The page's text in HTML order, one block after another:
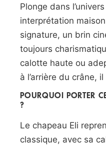
Plonge dans
interprétation
signature, un brin
toujours
calotte haute ou
à l’arrière du crâne,
POURQUOI PORTER
?
Le chapeau Eli
classique, avec sa